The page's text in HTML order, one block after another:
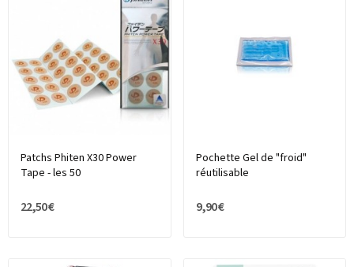
Patchs Phiten X30 Power
Tape - les 50
22,50 €
Pochette Gel de "froid"
réutilisable
9,90 €